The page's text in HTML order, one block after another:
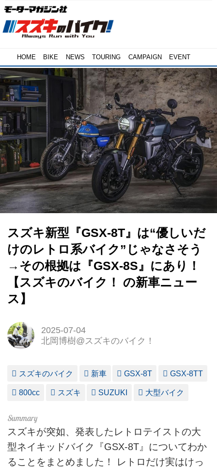
HOME BIKE NEWS TOURING CAMPAIGN EVENT
スズキ新型『GSX-8T』は“優しいだ
けのレトロ系バイク”じゃなさそう
→その根拠は『GSX-8S』にあり！
【スズキのバイク！ の新車ニュー
ス】
2025-07-04
北岡博樹@スズキのバイク！
スズキのバイク 新車 GSX-8T GSX-8TT
800cc スズキ SUZUKI 大型バイク
スズキが突如、発表したレトロテイストの大
型ネイキッドバイク『GSX-8T』についてわか
ることをまとめました！ レトロだけ実はけっ